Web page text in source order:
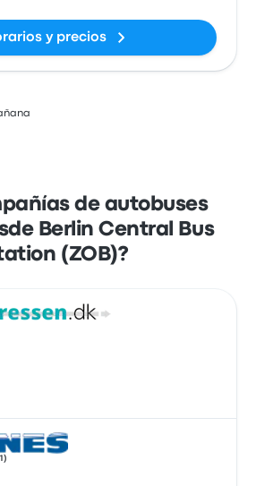
y precios
de autobuses
Berlin Central Bus
(ZOB)?
)